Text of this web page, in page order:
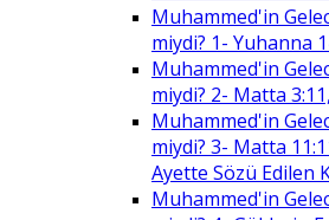
Muhammed'in
miydi? 1- Yuhanna
Muhammed'in
miydi? 2- Matta
Muhammed'in
miydi? 3- Matta
Ayette Sözü Edilen
Muhammed'in